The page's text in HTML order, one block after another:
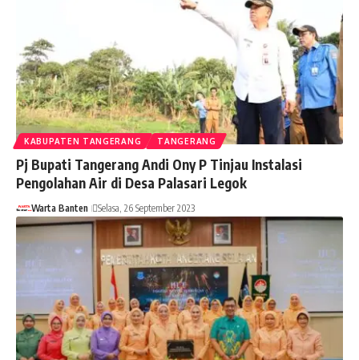
KABUPATEN TANGERANG TANGERANG
Pj Bupati Tangerang Andi Ony P Tinjau Instalasi
Pengolahan Air di Desa Palasari Legok
Warta Banten Selasa, 26 September 2023